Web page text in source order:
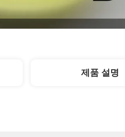
제품 설명